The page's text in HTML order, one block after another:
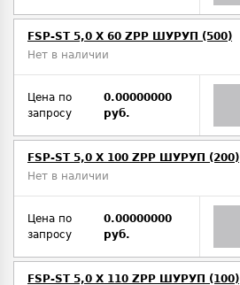
FSP-ST 5,0 X 60 ZPP ШУРУП (500)
Нет в наличии
Цена по
запросу
0.00000000
руб.
FSP-ST 5,0 X 100 ZPP ШУРУП (200)
Нет в наличии
Цена по
запросу
0.00000000
руб.
FSP-ST 5,0 X 110 ZPP ШУРУП (100)